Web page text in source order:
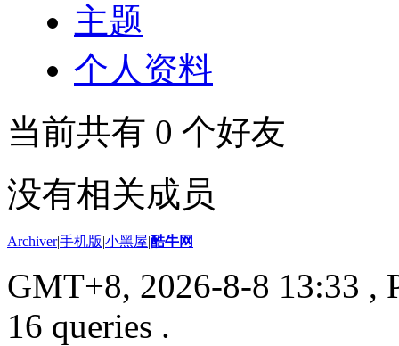
主题
个人资料
当前共有 0 个好友
没有相关成员
Archiver|手机版|小黑屋|酷牛网
GMT+8, 2026-8-8 13:33 ,
16 queries .